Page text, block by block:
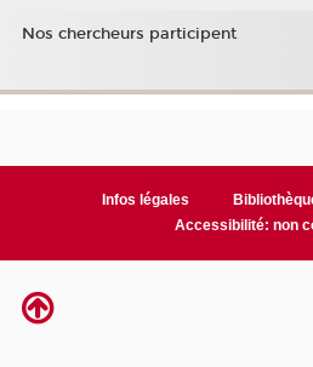
Nos chercheurs participent
Infos légales
Accessibilité: non